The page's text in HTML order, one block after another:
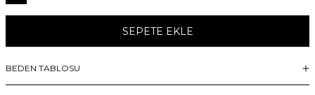
SEPETE EKLE
BEDEN TABLOSU